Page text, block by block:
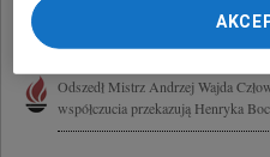
Odszedł Mistrz Andrzej Wajda
współczucia przekazują Henryka